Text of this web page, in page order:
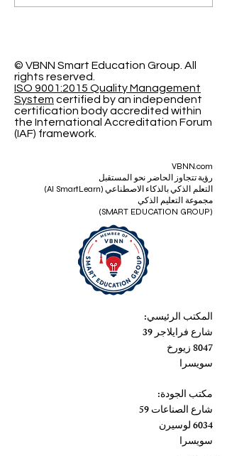
آفاقاً جديدة مع الجامعة
© VBNN Smart Education Group. All
rights reserved.
ISO 9001:2015 Quality Management
System certified by an independent
certification body accredited within
the International Accreditation Forum
(IAF) framework.
VBNN.com
رؤية تتجاوز الحاضر نحو المستقبل
التعلم الذكي بالذكاء الاصطناعي (AI SmartLearn)
مجموعة التعليم الذكي
(SMART EDUCATION GROUP)
المكتب الرئيسي:
شارع فرايلاجر 39
8047 زيورخ
سويسرا
مكتب الجودة:
شارع الصناعات 59
6034 لوسيرن
سويسرا